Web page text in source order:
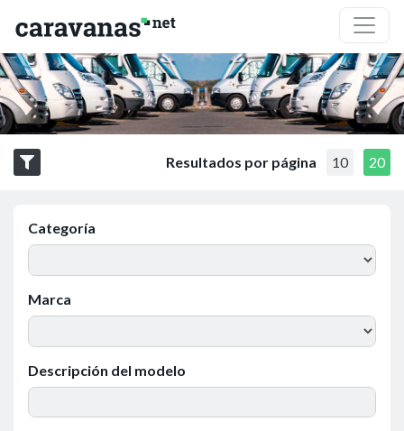
Resultados por página 10 20
Categoría
Marca
Descripción del modelo